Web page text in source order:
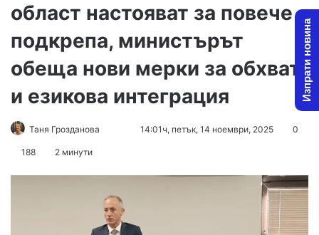
област настояват за повече
подкрепа, министърът
обеща нови мерки за обхват
и езикова интеграция
Таня Грозданова
Send14:01ч, петък, 14 ноември, 2025 0
188 2 минути
Изпрати новина